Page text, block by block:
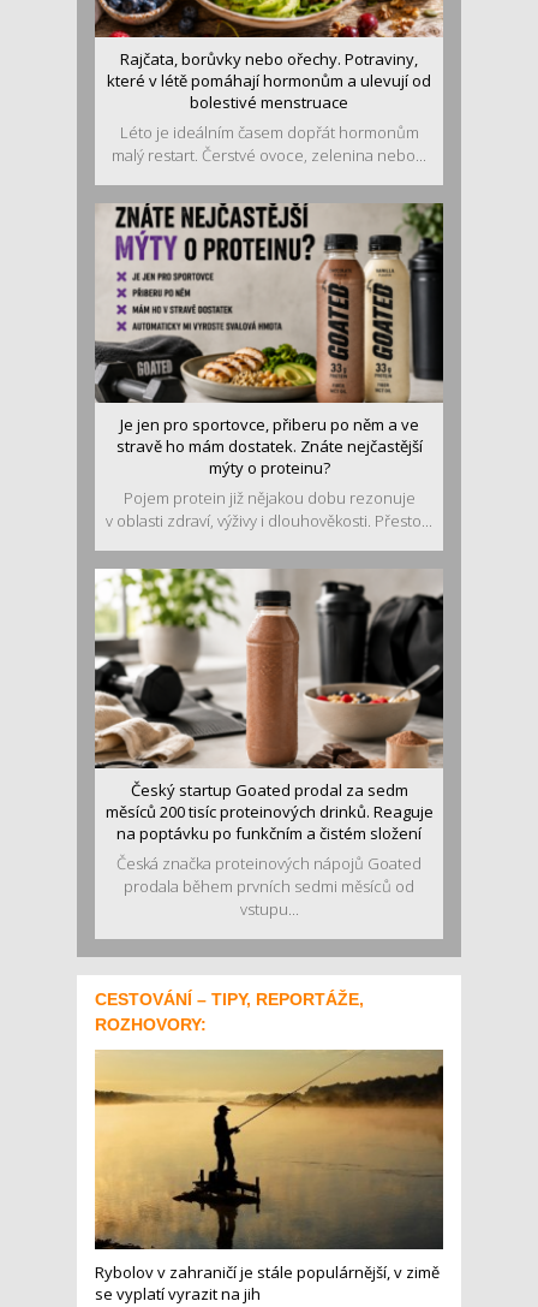
Rajčata, borůvky nebo ořechy. Potraviny,
které v létě pomáhají hormonům a ulevují od
bolestivé menstruace
Léto je ideálním časem dopřát hormonům
malý restart. Čerstvé ovoce, zelenina nebo...
Je jen pro sportovce, přiberu po něm a ve
stravě ho mám dostatek. Znáte nejčastější
mýty o proteinu?
Pojem protein již nějakou dobu rezonuje
v oblasti zdraví, výživy i dlouhověkosti. Přesto...
Český startup Goated prodal za sedm
měsíců 200 tisíc proteinových drinků. Reaguje
na poptávku po funkčním a čistém složení
Česká značka proteinových nápojů Goated
prodala během prvních sedmi měsíců od
vstupu...
CESTOVÁNÍ – TIPY, REPORTÁŽE,
ROZHOVORY:
Rybolov v zahraničí je stále populárnější, v zimě
se vyplatí vyrazit na jih